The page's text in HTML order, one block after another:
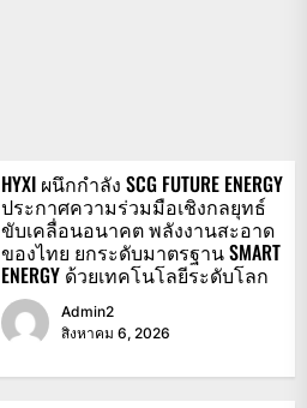
HYXI ผนึกกำลัง SCG FUTURE ENERGY
ประกาศความร่วมมือเชิงกลยุทธ์
ขับเคลื่อนอนาคต พลังงานสะอาด
ของไทย ยกระดับมาตรฐาน SMART
ENERGY ด้วยเทคโนโลยีระดับโลก
Admin2
สิงหาคม 6, 2026